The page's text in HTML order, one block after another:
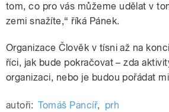
tom, co pro vás můžeme udělat v
zemi snažíte,“ říká Pánek.
Organizace Člověk v tísni až na
říci, jak bude pokračovat – zda
organizaci, nebo je budou pořádat
autoři: Tomáš Pancíř, prh